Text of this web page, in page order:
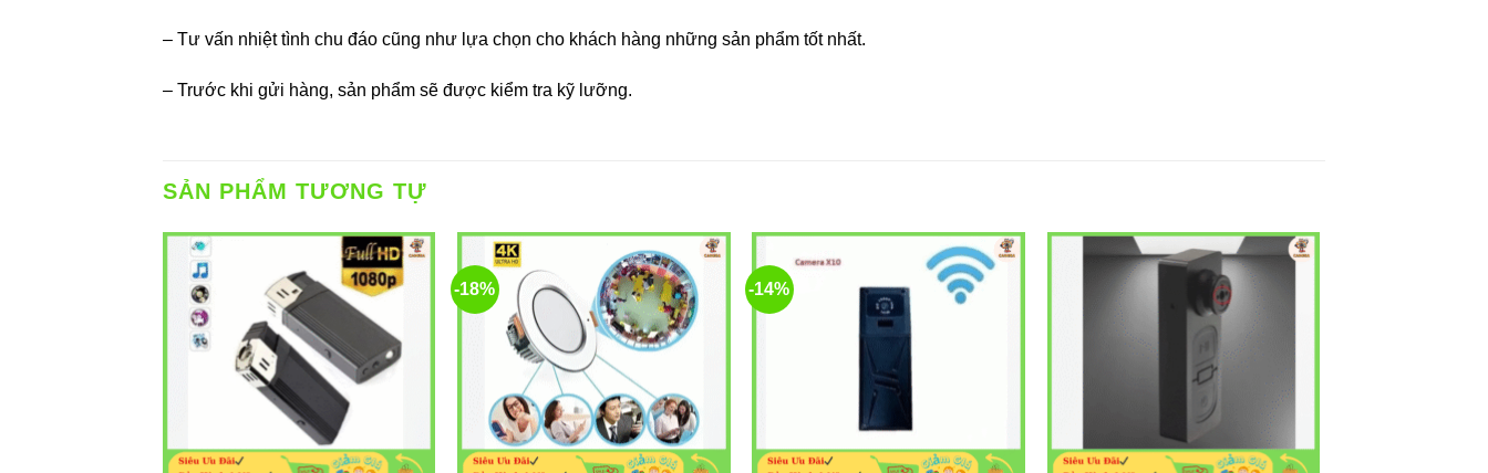
– Tư vấn nhiệt tình chu đáo cũng như lựa chọn cho khách hàng những sản phẩm tốt nhất.
– Trước khi gửi hàng, sản phẩm sẽ được kiểm tra kỹ lưỡng.
SẢN PHẨM TƯƠNG TỰ
-18% -14%